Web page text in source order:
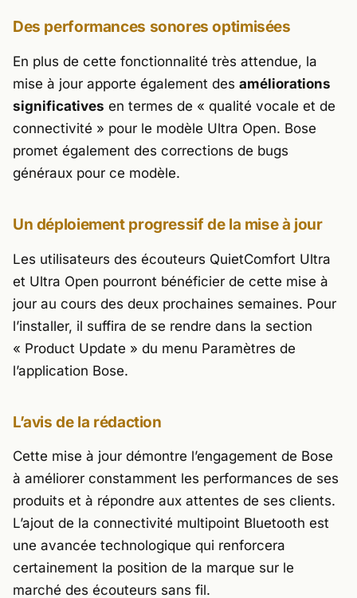
Des performances sonores optimisées
En plus de cette fonctionnalité très attendue, la
mise à jour apporte également des améliorations
significatives en termes de « qualité vocale et de
connectivité » pour le modèle Ultra Open. Bose
promet également des corrections de bugs
généraux pour ce modèle.
Un déploiement progressif de la mise à jour
Les utilisateurs des écouteurs QuietComfort Ultra
et Ultra Open pourront bénéficier de cette mise à
jour au cours des deux prochaines semaines. Pour
l’installer, il suffira de se rendre dans la section
« Product Update » du menu Paramètres de
l’application Bose.
L’avis de la rédaction
Cette mise à jour démontre l’engagement de Bose
à améliorer constamment les performances de ses
produits et à répondre aux attentes de ses clients.
L’ajout de la connectivité multipoint Bluetooth est
une avancée technologique qui renforcera
certainement la position de la marque sur le
marché des écouteurs sans fil.